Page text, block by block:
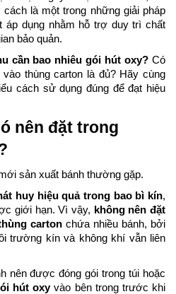
là một trong những giải pháp
dụng nhằm hỗ trợ duy trì chất
bảo quản.
cần bao nhiêu gói hút oxy? Có
thùng carton là đủ? Hãy cùng
cách sử dụng đúng để đạt hiệu
nên đặt trong
sản xuất bánh thường gặp.
huy hiệu quả trong bao bì kín,
giới hạn. Vì vậy, không nên đặt
carton chứa nhiều bánh, bởi
trường kín và không khí vẫn liên
nên được đóng gói trong túi hoặc
hút oxyvào bên trong trước khi